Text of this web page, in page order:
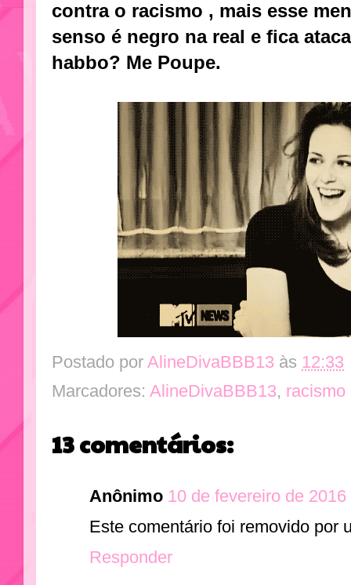
contra o racismo , mais esse
senso é negro na real e fica
habbo? Me Poupe.
Postado por AlineDivaBBB13 às 12:33
Marcadores: AlineDivaBBB13, racismo
13 comentários:
Anônimo 10 de fevereiro de
Este comentário foi removido por
Responder